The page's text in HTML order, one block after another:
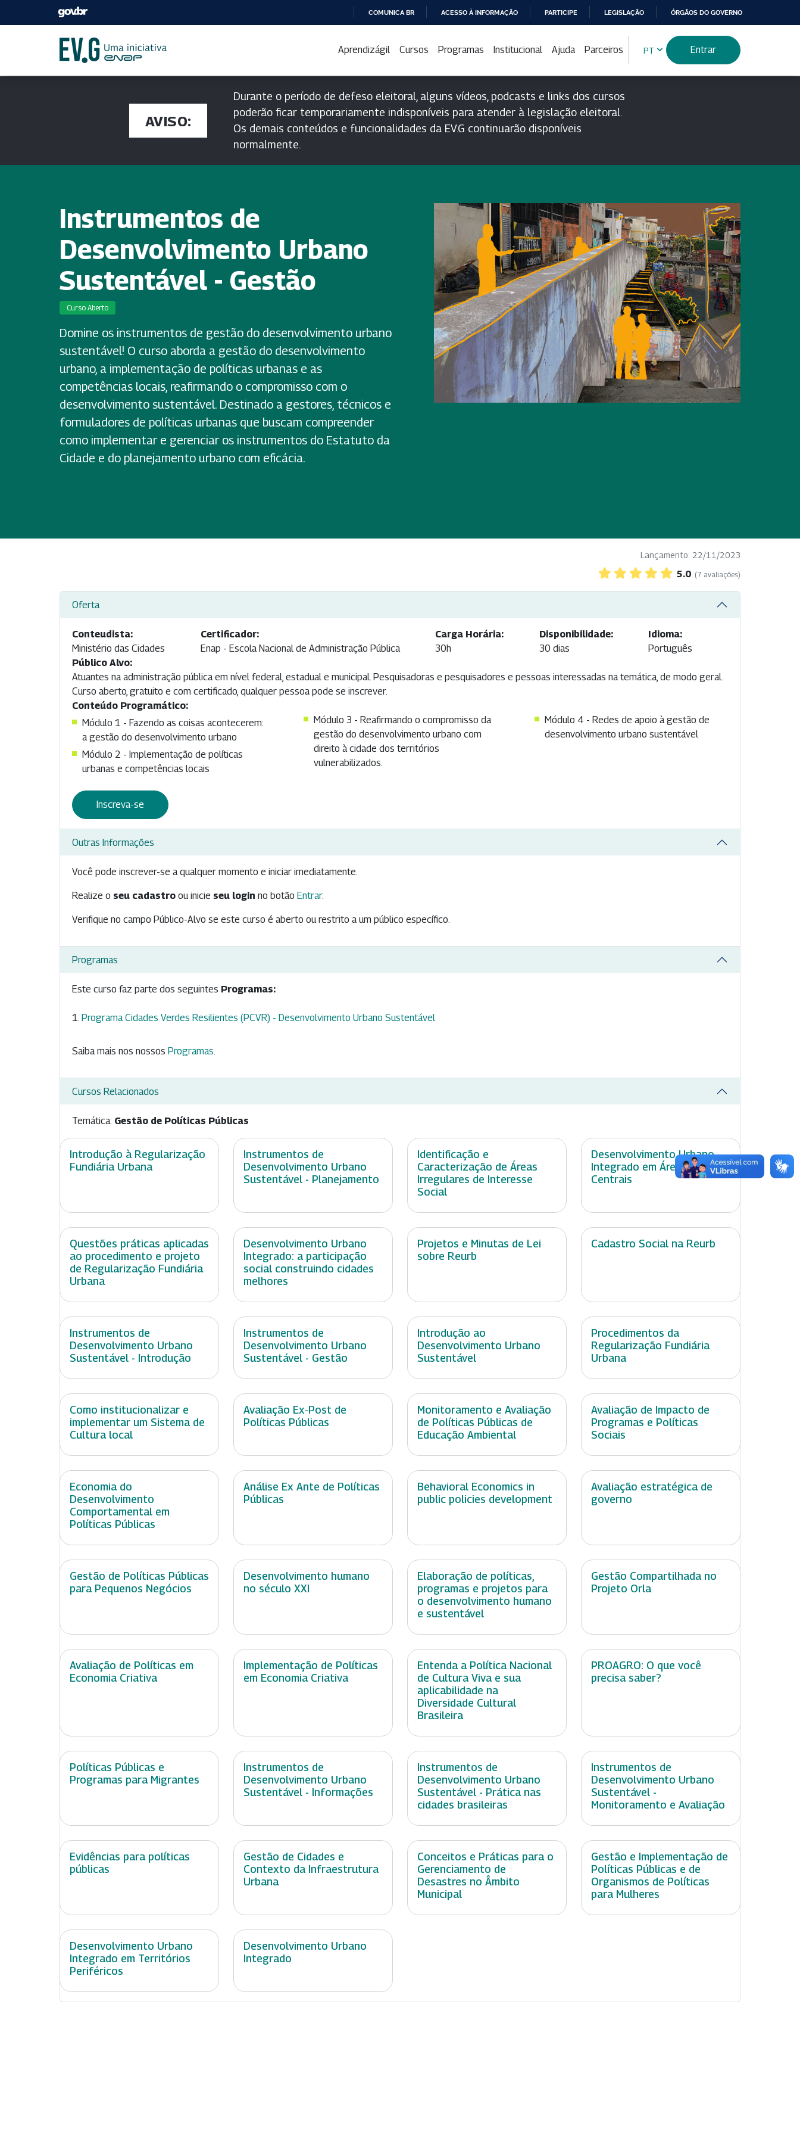
PARA
CONTEÚDO
COMUNICA BR ACESSO À INFORMAÇÃO PARTICIPE LEGISLAÇÃO ÓRGÃOS DO GOVERNO
Aprendizágil Cursos Programas Institucional Ajuda Parceiros PT Entrar
AVISO:
Durante o período de defeso eleitoral, alguns vídeos, podcasts e links dos cursos
poderão ficar temporariamente indisponíveis para atender à legislação eleitoral.
Os demais conteúdos e funcionalidades da EV.G continuarão disponíveis
normalmente.
Instrumentos de
Desenvolvimento Urbano
Sustentável - Gestão
Curso Aberto
Domine os instrumentos de gestão do desenvolvimento urbano
sustentável! O curso aborda a gestão do desenvolvimento
urbano, a implementação de políticas urbanas e as
competências locais, reafirmando o compromisso com o
desenvolvimento sustentável. Destinado a gestores, técnicos e
formuladores de políticas urbanas que buscam compreender
como implementar e gerenciar os instrumentos do Estatuto da
Cidade e do planejamento urbano com eficácia.
Lançamento: 22/11/2023
5.0 (7 avaliações)
Oferta
Conteudista:
Ministério das Cidades
Certificador:
Enap - Escola Nacional de Administração Pública
Carga Horária:
30h
Disponibilidade:
30 dias
Idioma:
Português
Público Alvo:
Atuantes na administração pública em nível federal, estadual e municipal. Pesquisadoras e pesquisadores e pessoas interessadas na temática, de modo geral.
Curso aberto, gratuito e com certificado, qualquer pessoa pode se inscrever.
Conteúdo Programático:
Módulo 1 - Fazendo as coisas acontecerem:
a gestão do desenvolvimento urbano
Módulo 2 - Implementação de políticas
urbanas e competências locais
Módulo 3 - Reafirmando o compromisso da
gestão do desenvolvimento urbano com
direito à cidade dos territórios
vulnerabilizados.
Módulo 4 - Redes de apoio à gestão de
desenvolvimento urbano sustentável
Inscreva-se
Outras Informações
Você pode inscrever-se a qualquer momento e iniciar imediatamente.
Realize o seu cadastro ou inicie seu login no botão Entrar.
Verifique no campo Público-Alvo se este curso é aberto ou restrito a um público específico.
Programas
Este curso faz parte dos seguintes Programas:
Programa Cidades Verdes Resilientes (PCVR) - Desenvolvimento Urbano Sustentável
Saiba mais nos nossos Programas.
Cursos Relacionados
Temática: Gestão de Políticas Públicas
Introdução à Regularização
Fundiária Urbana
Instrumentos de
Desenvolvimento Urbano
Sustentável - Planejamento
Identificação e
Caracterização de Áreas
Irregulares de Interesse
Social
Desenvolvimento Urbano
Integrado em Áreas
Centrais
Questões práticas aplicadas
ao procedimento e projeto
de Regularização Fundiária
Urbana
Desenvolvimento Urbano
Integrado: a participação
social construindo cidades
melhores
Projetos e Minutas de Lei
sobre Reurb
Cadastro Social na Reurb
Instrumentos de
Desenvolvimento Urbano
Sustentável - Introdução
Instrumentos de
Desenvolvimento Urbano
Sustentável - Gestão
Introdução ao
Desenvolvimento Urbano
Sustentável
Procedimentos da
Regularização Fundiária
Urbana
Como institucionalizar e
implementar um Sistema de
Cultura local
Avaliação Ex-Post de
Políticas Públicas
Monitoramento e Avaliação
de Políticas Públicas de
Educação Ambiental
Avaliação de Impacto de
Programas e Políticas
Sociais
Economia do
Desenvolvimento
Comportamental em
Políticas Públicas
Análise Ex Ante de Políticas
Públicas
Behavioral Economics in
public policies development
Avaliação estratégica de
governo
Gestão de Políticas Públicas
para Pequenos Negócios
Desenvolvimento humano
no século XXI
Elaboração de políticas,
programas e projetos para
o desenvolvimento humano
e sustentável
Gestão Compartilhada no
Projeto Orla
Avaliação de Políticas em
Economia Criativa
Implementação de Políticas
em Economia Criativa
Entenda a Política Nacional
de Cultura Viva e sua
aplicabilidade na
Diversidade Cultural
Brasileira
PROAGRO: O que você
precisa saber?
Políticas Públicas e
Programas para Migrantes
Instrumentos de
Desenvolvimento Urbano
Sustentável - Informações
Instrumentos de
Desenvolvimento Urbano
Sustentável - Prática nas
cidades brasileiras
Instrumentos de
Desenvolvimento Urbano
Sustentável -
Monitoramento e Avaliação
Evidências para políticas
públicas
Gestão de Cidades e
Contexto da Infraestrutura
Urbana
Conceitos e Práticas para o
Gerenciamento de
Desastres no Âmbito
Municipal
Gestão e Implementação de
Políticas Públicas e de
Organismos de Políticas
para Mulheres
Desenvolvimento Urbano
Integrado em Territórios
Periféricos
Desenvolvimento Urbano
Integrado